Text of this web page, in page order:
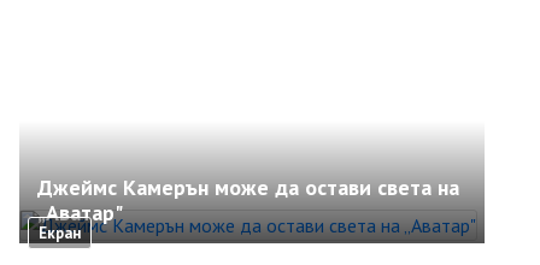
Екран
Джеймс Камерън може да остави света на
„Аватар"